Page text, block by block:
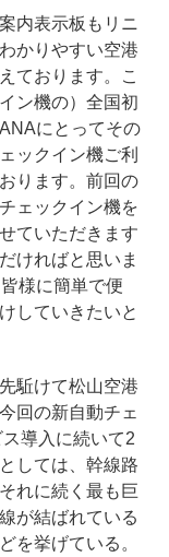
内表示板もリニ
かりやすい空港
ております。こ
ン機の）全国初
にとってその
ックイン機ご利
ります。前回の
ェックイン機を
ていただきます
ければと思いま
様に簡単で便
していきたいと
駈けて松山空港
回の新自動チェ
導入に続いて2
しては、幹線路
れに続く最も巨
が結ばれている
を挙げている。